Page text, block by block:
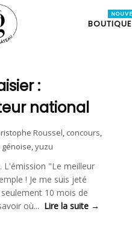
BOUTIQUE
:
national
Roussel, concours,
génoise,yuzu
L'émission "Le meilleur
! Je me suis jeté
10 mois de
où... Lire la suite →